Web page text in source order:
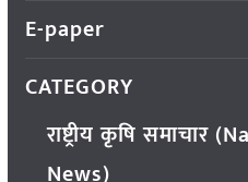
E-paper
CATEGORY
राष्ट्रीय कृषि
News)